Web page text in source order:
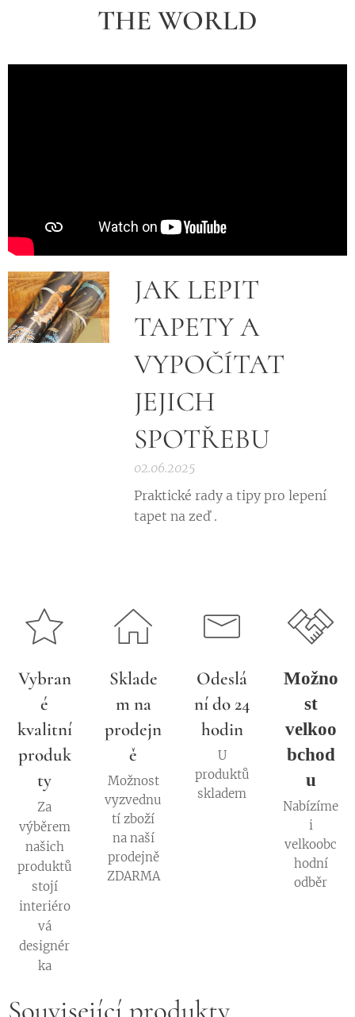
THE WORLD
JAK LEPIT
TAPETY A
VYPOČÍTAT
JEJICH
SPOTŘEBU
02.06.2025
Praktické rady a tipy pro lepení
tapet na zeď .
Vybran
é
kvalitní
produk
ty
Za
výběrem
našich
produktů
stojí
interiéro
vá
designér
ka
Sklade
m na
prodejn
ě
Možnost
vyzvednu
tí zboží
na naší
prodejně
ZDARMA
Odeslá
ní do 24
hodin
U
produktů
skladem
Možno
st
velkoo
bchod
u
Nabízíme
i
velkoobc
hodní
odběr